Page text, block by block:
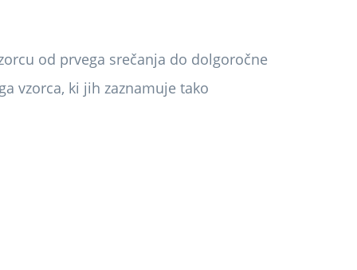
od prvega srečanja do dolgoročne
vzorca, ki jih zaznamuje tako